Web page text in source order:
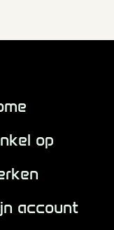
op
account